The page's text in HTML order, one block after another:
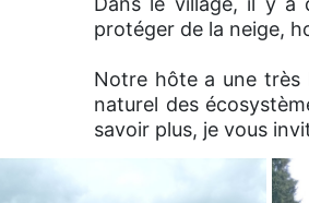
protéger de la neige,
Notre hôte a une très
naturel des
savoir plus, je vous